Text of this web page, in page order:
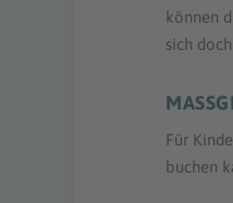
können
sich
Für
buchen